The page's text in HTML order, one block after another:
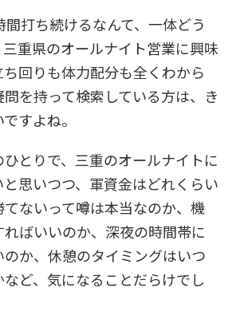
打ち続けるなんて、一体どう
重県のオールナイト営業に興味
回りも体力配分も全くわから
を持って検索している方は、き
すよね。
とりで、三重のオールナイトに
思いつつ、軍資金はどれくらい
ないって噂は本当なのか、機
ばいいのか、深夜の時間帯に
のか、休憩のタイミングはいつ
ど、気になることだらけでし